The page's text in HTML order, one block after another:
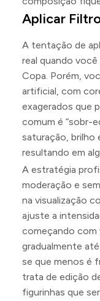
Aplicar
A tentação de
real quando
Copa. Porém,
artificial, com
exagerados que
comum é “sobr-
saturação, brilho
resultando em
A estratégia
moderação e
na visualização
ajuste a
começando com
gradualmente
se que menos é
trata de edição
figurinhas que